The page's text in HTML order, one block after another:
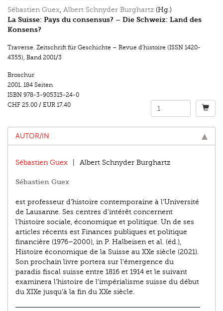
Sébastien Guex, Albert Schnyder Burghartz (Hg.)
La Suisse: Pays du consensus? – Die Schweiz: Land des
Konsens?
Traverse. Zeitschrift für Geschichte – Revue d’histoire (ISSN 1420-
4355), Band 2001/3
Broschur
2001. 184 Seiten
ISBN 978-3-905315-24-0
CHF 25.00 / EUR 17.40
AUTOR/IN
Sébastien Guex Albert Schnyder Burghartz
Sébastien Guex
est professeur d’histoire contemporaine à l’Université
de Lausanne. Ses centres d’intérêt concernent
l’histoire sociale, économique et politique. Un de ses
articles récents est Finances publiques et politique
financière (1976–2000), in P. Halbeisen et al. (éd.),
Histoire économique de la Suisse au XXe siècle (2021).
Son prochain livre portera sur l’émergence du
paradis fiscal suisse entre 1816 et 1914 et le suivant
examinera l’histoire de l’impérialisme suisse du début
du XIXe jusqu’à la fin du XXe siècle.